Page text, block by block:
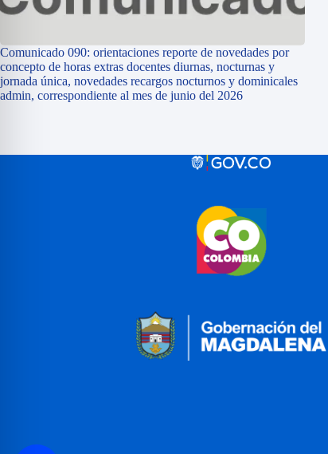
Comunicado 090: orientaciones reporte de novedades por
concepto de horas extras docentes diurnas, nocturnas y
jornada única, novedades recargos nocturnos y dominicales
admin, correspondiente al mes de junio del 2026